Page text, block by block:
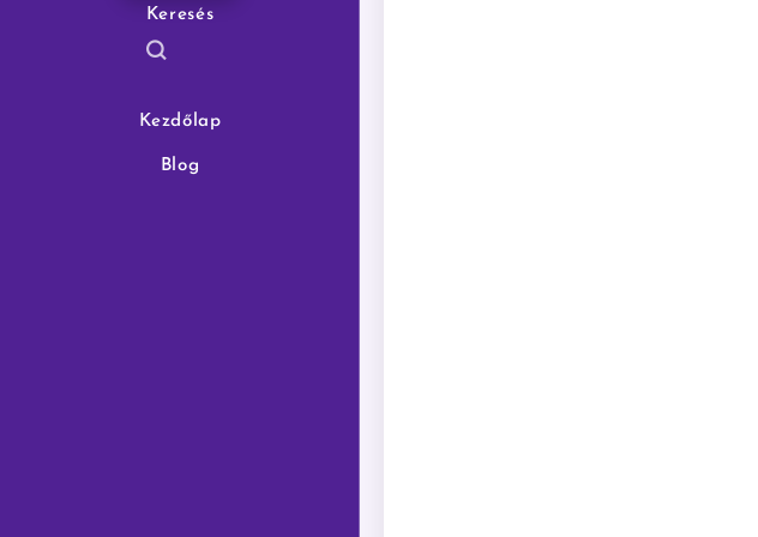
Keresés
Kezdőlap
Blog